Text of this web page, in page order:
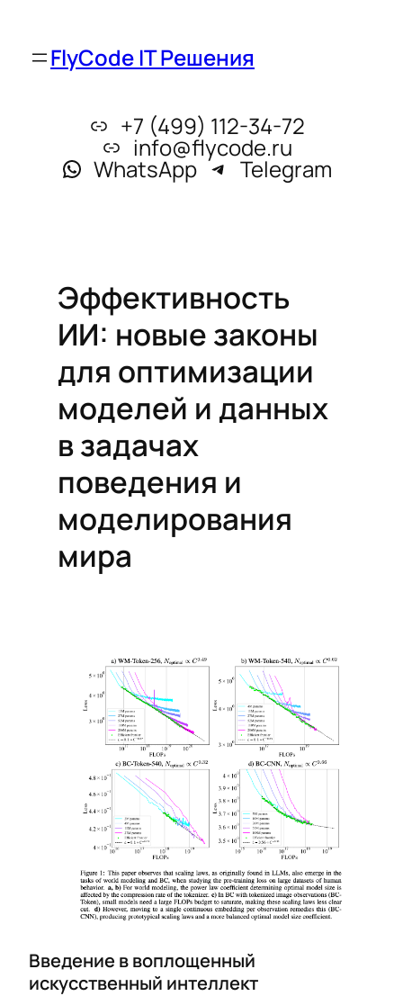
FlyCode IT Решения
+7 (499) 112-34-72
info@flycode.ru
WhatsApp Telegram
Эффективность
ИИ: новые законы
для оптимизации
моделей и данных
в задачах
поведения и
моделирования
мира
Введение в воплощенный
искусственный интеллект